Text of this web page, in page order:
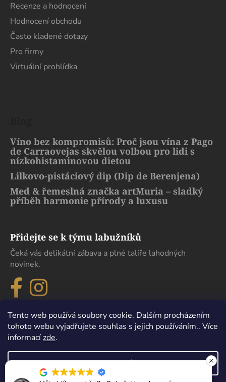
Tento web používá soubory cookie. Dalším procházením
tohoto webu vyjadřujete souhlas s jejich používáním.. Více
informacízde.
Nastavení
Recenze a hodnocení
Hodnocení obchodu
Často kladené dotazy
Pro firmy
Virtuální prohlídka
Víno bez kompromisů: Proč jsou vína z Pago
de Carraovejas skvělou volbou pro lidi s
nízkohistaminovou dietou
Lilkovo-pistáciový dip (Dip de Berenjena)
Med & řemeslná značka artMuria – sladký
příběh harmonie přírody a luxusu
Přidejte se k týmu labužníků
Čeká vás delikátní zábava a plné talíře lahodných
novinek.